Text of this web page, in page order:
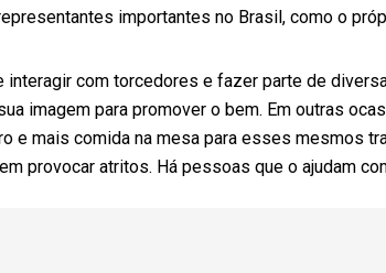
importantes no Brasil, como o
interagir com torcedores e fazer parte de
imagem para promover o bem. Em outras
e mais comida na mesa para esses mesmos
provocar atritos. Há pessoas que o ajudam